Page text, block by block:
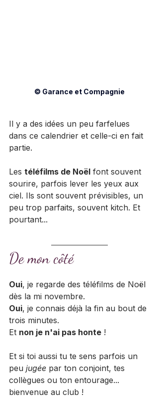
© Garance et Compagnie
Il y a des idées un peu farfelues
dans ce calendrier et celle-ci en fait
partie.
Les téléfilms de Noël font souvent
sourire, parfois lever les yeux aux
ciel. Ils sont souvent prévisibles, un
peu trop parfaits, souvent kitch. Et
pourtant...
De mon côté
Oui, je regarde des téléfilms de Noël
dès la mi novembre.
Oui, je connais déjà la fin au bout de
trois minutes.
Et non je n'ai pas honte !
Et si toi aussi tu te sens parfois un
peu jugée par ton conjoint, tes
collègues ou ton entourage...
bienvenue au club !